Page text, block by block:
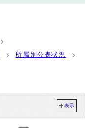
所属別公表状況
表示